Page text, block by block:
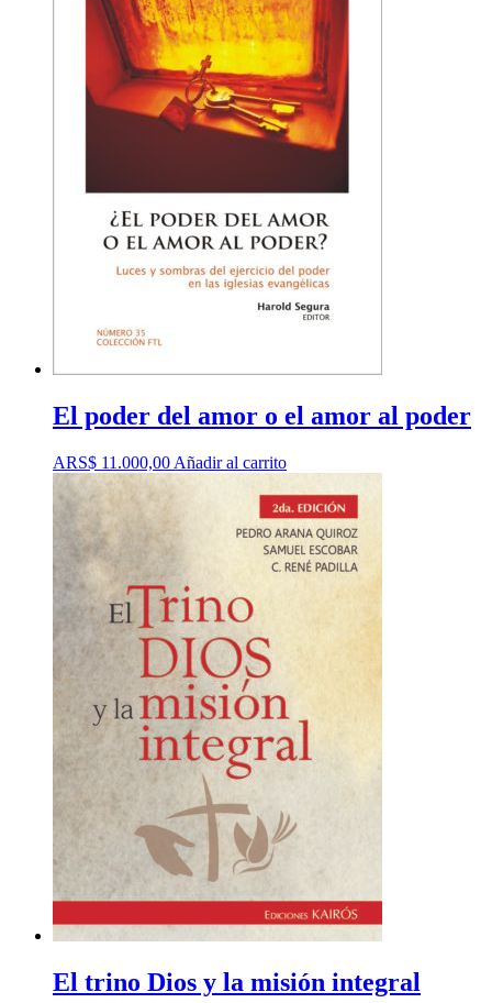
El poder del amor o el amor al poder
ARS$ 11.000,00 Añadir al carrito
El trino Dios y la misión integral